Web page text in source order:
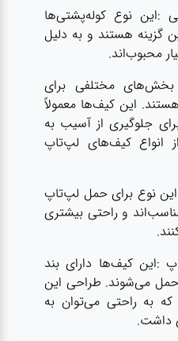
:این نوع کوله‌پشتی‌ها
گزینه هستند و به دلیل
محبوب‌اند.
مختلفی برای
این کیف‌ها معمولاً
جلوگیری از آسیب به
انواع کیف‌های لپ‌تاپ
نوع برای حمل لپ‌تاپ
و راحتی بیشتری
:این کیف‌ها دارای بند
می‌شوند. طراحی این
به راحتی می‌توان به
داشت.